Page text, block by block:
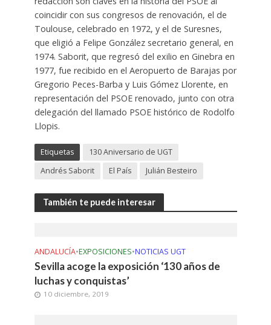
coincidir con sus congresos de renovación, el de
Toulouse, celebrado en 1972, y el de Suresnes,
que eligió a Felipe González secretario general, en
1974. Saborit, que regresó del exilio en Ginebra en
1977, fue recibido en el Aeropuerto de Barajas por
Gregorio Peces-Barba y Luis Gómez Llorente, en
representación del PSOE renovado, junto con otra
delegación del llamado PSOE histórico de Rodolfo
Llopis.
Etiquetas
130 Aniversario de UGT
Andrés Saborit
El País Julián Besteiro
También te puede interesar
ANDALUCÍA•EXPOSICIONES•NOTICIAS UGT
Sevilla acoge la exposición ‘130 años de
luchas y conquistas’
10 diciembre, 2019